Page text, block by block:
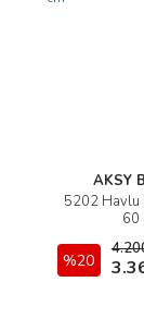
AKSY
5202 Havlu
60
%20